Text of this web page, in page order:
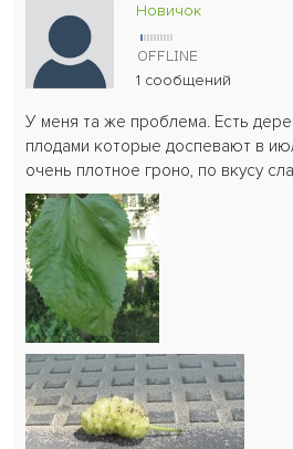
Новичок
1 сообщений
У меня та же проблема. Есть
плодами которые доспевают в
очень плотное гроно, по вкусу